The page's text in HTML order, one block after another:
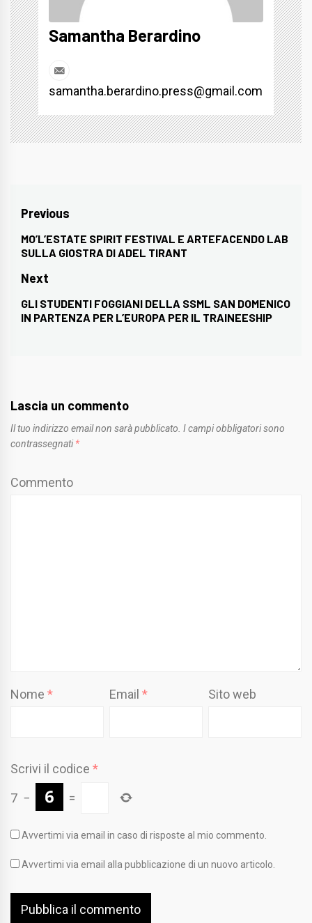
Samantha Berardino
samantha.berardino.press@gmail.com
Navigazione
articoli
Previous
Previous
post:
MO’L’ESTATE SPIRIT FESTIVAL E ARTEFACENDO LAB
SULLA GIOSTRA DI ADEL TIRANT
Next
Next
post:
GLI STUDENTI FOGGIANI DELLA SSML SAN DOMENICO
IN PARTENZA PER L’EUROPA PER IL TRAINEESHIP
Lascia un commento
Il tuo indirizzo email non sarà pubblicato. I campi obbligatori sono
contrassegnati *
Commento
Nome * Email* Sito web
Scrivi il codice *
7 − =
Avvertimi via email in caso di risposte al mio commento.
Avvertimi via email alla pubblicazione di un nuovo articolo.